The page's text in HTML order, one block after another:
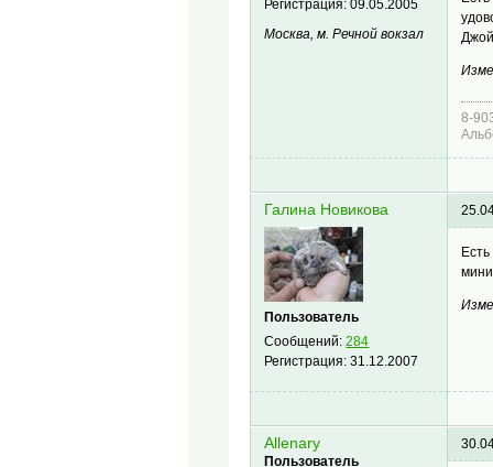
Регистрация:09.05.2005
Москва, м. Речной вокзал
8-
Галина Новикова
Пользователь
Сообщений:284
Регистрация:31.12.2007
Allenary
Пользователь